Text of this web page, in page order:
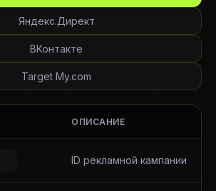
Яндекс.Директ
ВКонтакте
Target My.com
ОПИСАНИЕ
ID рекламной кампании